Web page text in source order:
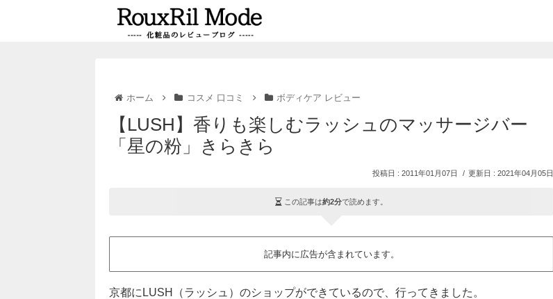
ホーム コスメ 口コミ ボディケア レビュー
【LUSH】香りも楽しむラッシュのマッサージバー
「星の粉」きらきら
2011年01月07日 2021年04月05日
この記事は約2分で読めます。
記事内に広告が含まれています。
京都にLUSH（ラッシュ）のショップができているので、行ってきました。